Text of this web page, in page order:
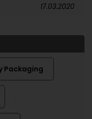
17.03.2020
Packaging